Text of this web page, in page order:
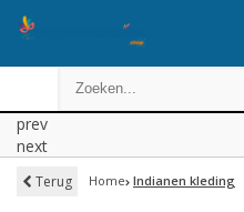
prev
next
Terug Home Indianen kleding